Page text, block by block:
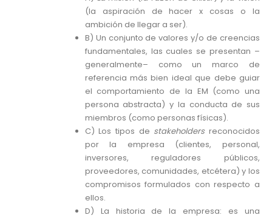
(la aspiración de hacer x cosas o la
ambición de llegar a ser).
B) Un conjunto de valores y/o de creencias
fundamentales, las cuales se presentan –
generalmente– como un marco de
referencia más bien ideal que debe guiar
el comportamiento de la EM (como una
persona abstracta) y la conducta de sus
miembros (como personas físicas).
C) Los tipos de stakeholdersreconocidos
por la empresa (clientes, personal,
inversores, reguladores públicos,
proveedores, comunidades, etcétera) y los
compromisos formulados con respecto a
ellos.
D) La historia de la empresa: es una